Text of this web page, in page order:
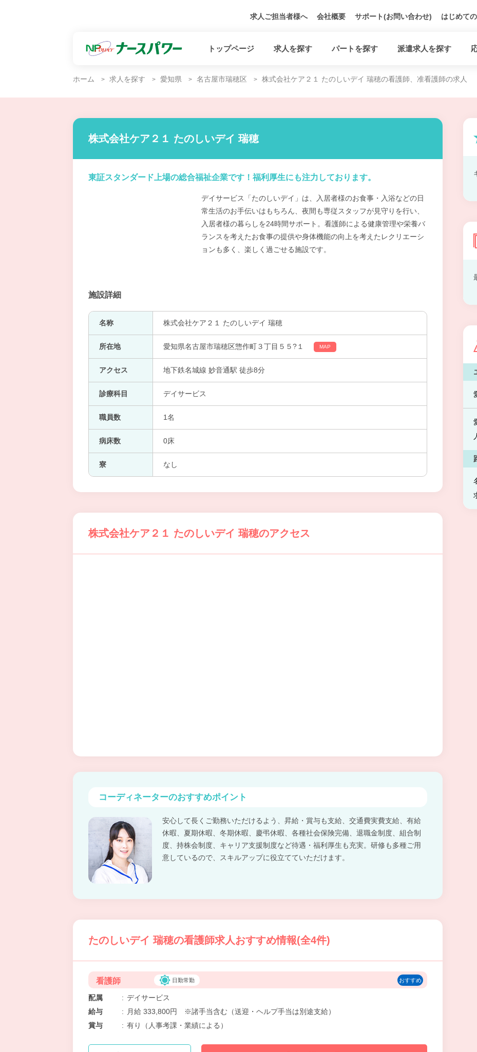
求人ご担当者様へ 会社概要 サポート(お問い合わせ) はじめて
トップページ 求人を探す パートを探す 派遣求人を探す
ホーム 求人を探す 愛知県 名古屋市瑞穂区 株式会社ケア２１ たのしいデイ 瑞穂の看護師、准看護師の求人
株式会社ケア２１ たのしいデイ 瑞穂
東証スタンダード上場の総合福祉企業です！福利厚生にも注力しております。
デイサービス「たのしいデイ」は、入居者様のお食事・入浴などの日
常生活のお手伝いはもちろん、夜間も専従スタッフが見守りを行い、
入居者様の暮らしを24時間サポート。看護師による健康管理や栄養バ
ランスを考えたお食事の提供や身体機能の向上を考えたレクリエーシ
ョンも多く、楽しく過ごせる施設です。
施設詳細
名称 株式会社ケア２１ たのしいデイ 瑞穂
所在地 愛知県名古屋市瑞穂区惣作町３丁目５５?１ MAP
アクセス 地下鉄名城線 妙音通駅 徒歩8分
診療科目 デイサービス
職員数 1名
病床数 0床
寮 なし
株式会社ケア２１ たのしいデイ 瑞穂のアクセス
コーディネーターのおすすめポイント
安心して長くご勤務いただけるよう、昇給・賞与も支給、交通費実費支給、有給
休暇、夏期休暇、冬期休暇、慶弔休暇、各種社会保険完備、退職金制度、組合制
度、持株会制度、キャリア支援制度など待遇・福利厚生も充実。研修も多種ご用
意しているので、スキルアップに役立てていただけます。
たのしいデイ 瑞穂の看護師求人おすすめ情報(全4件)
看護師 日勤常勤 おすすめ
配属 : デイサービス
給与
:
月給 333,800円 ※諸手当含む（送迎・ヘルプ手当は別途支給）
賞与
: 有り（人事考課・業績による）